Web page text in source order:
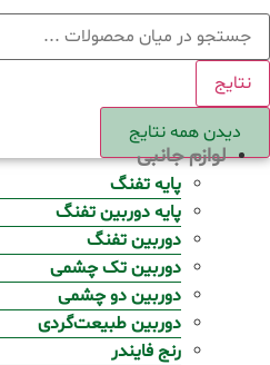
جستجو
.
نتایج
دیدن همه نتایج
لوازم جانبی
پایه تفنگ
پایه دوربین تفنگ
دوربین تفنگ
دوربین تک چشمی
دوربین دو چشمی
دوربین طبیعت‌گردی
رنج فایندر